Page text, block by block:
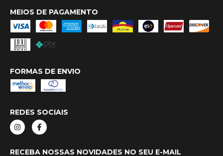
MEIOS DE PAGAMENTO
FORMAS DE ENVIO
REDES SOCIAIS
RECEBA NOSSAS NOVIDADES NO SEU E-MAIL